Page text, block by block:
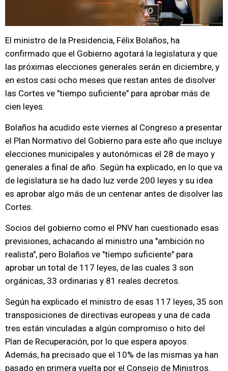
El ministro de la Presidencia, Félix Bolaños, ha
confirmado que el Gobierno agotará la legislatura y que
las próximas elecciones generales serán en diciembre, y
en estos casi ocho meses que restan antes de disolver
las Cortes ve "tiempo suficiente" para aprobar más de
cien leyes.
Bolaños ha acudido este viernes al Congreso a presentar
el Plan Normativo del Gobierno para este año que incluye
elecciones municipales y autonómicas el 28 de mayo y
generales a final de año. Según ha explicado, en lo que va
de legislatura se ha dado luz verde 200 leyes y su idea
es aprobar algo más de un centenar antes de disolver las
Cortes.
Socios del gobierno como el PNV han cuestionado esas
previsiones, achacando al ministro una "ambición no
realista", pero Bolaños ve "tiempo suficiente" para
aprobar un total de 117 leyes, de las cuales 3 son
orgánicas, 33 ordinarias y 81 reales decretos.
Según ha explicado el ministro de esas 117 leyes, 35 son
transposiciones de directivas europeas y una de cada
tres están vinculadas a algún compromiso o hito del
Plan de Recuperación, por lo que espera apoyos.
Además, ha precisado que el 10% de las mismas ya han
pasado en primera vuelta por el Consejo de Ministros.